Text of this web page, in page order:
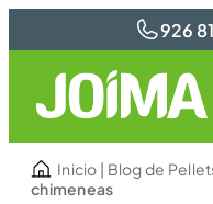
926
Inicio | Blog de
chimeneas